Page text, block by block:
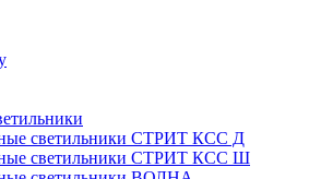
светильники СТРИТ КСС Д
светильники СТРИТ КСС Ш